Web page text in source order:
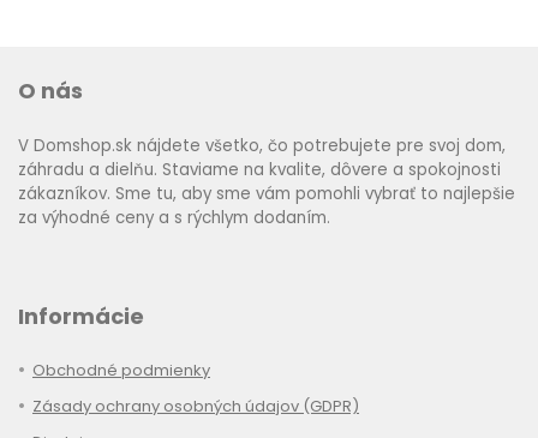
O nás
V Domshop.sk nájdete všetko, čo potrebujete pre svoj dom,
záhradu a dielňu. Staviame na kvalite, dôvere a spokojnosti
zákazníkov. Sme tu, aby sme vám pomohli vybrať to najlepšie
za výhodné ceny a s rýchlym dodaním.
Informácie
Obchodné podmienky
Zásady ochrany osobných údajov (GDPR)